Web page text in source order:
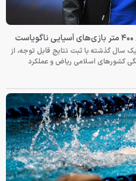
سال گذشته با ثبت نتایج قابل توجه، از
کشورهای اسلامی ریاض و عملکرد